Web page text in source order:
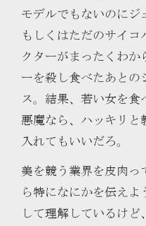
モデルでもないのにジ
もしくはただのサイコ
クターがまったくわか
ーを殺し食べたあとの
ス。結果、若い女を食
悪魔なら、ハッキリと
入れてもいいだろ。
美を競う業界を皮肉っ
ら特になにかを伝えよ
して理解しているけど